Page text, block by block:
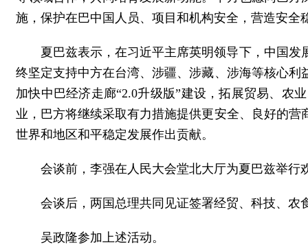
施，保护在巴中国人员、项目和机构安全，营造安全
夏巴兹表示，在习近平主席英明领导下，中国
终坚定支持中方在台湾、涉疆、涉藏、涉海等核心
加快中巴经济走廊“2.0升级版”建设，拓展贸易、农
业，巴方将继续采取有力措施提供更安全、良好的
世界和地区和平稳定发展作出贡献。
会谈前，李强在人民大会堂北大厅为夏巴兹举行
会谈后，两国总理共同见证签署经贸、科技、农
吴政隆参加上述活动。